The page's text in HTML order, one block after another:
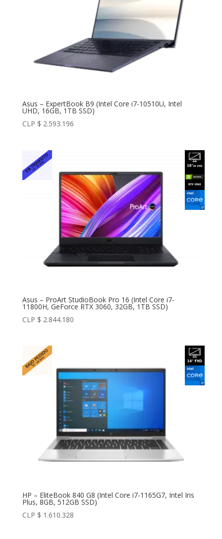
Asus – ExpertBook B9 (Intel Core i7-10510U, Intel
UHD, 16GB, 1TB SSD)
CLP $ 2.593.196
Asus – ProArt StudioBook Pro 16 (Intel Core i7-
11800H, GeForce RTX 3060, 32GB, 1TB SSD)
CLP $ 2.844.180
HP – EliteBook 840 G8 (Intel Core i7-1165G7, Intel Iris
Plus, 8GB, 512GB SSD)
CLP $ 1.610.328